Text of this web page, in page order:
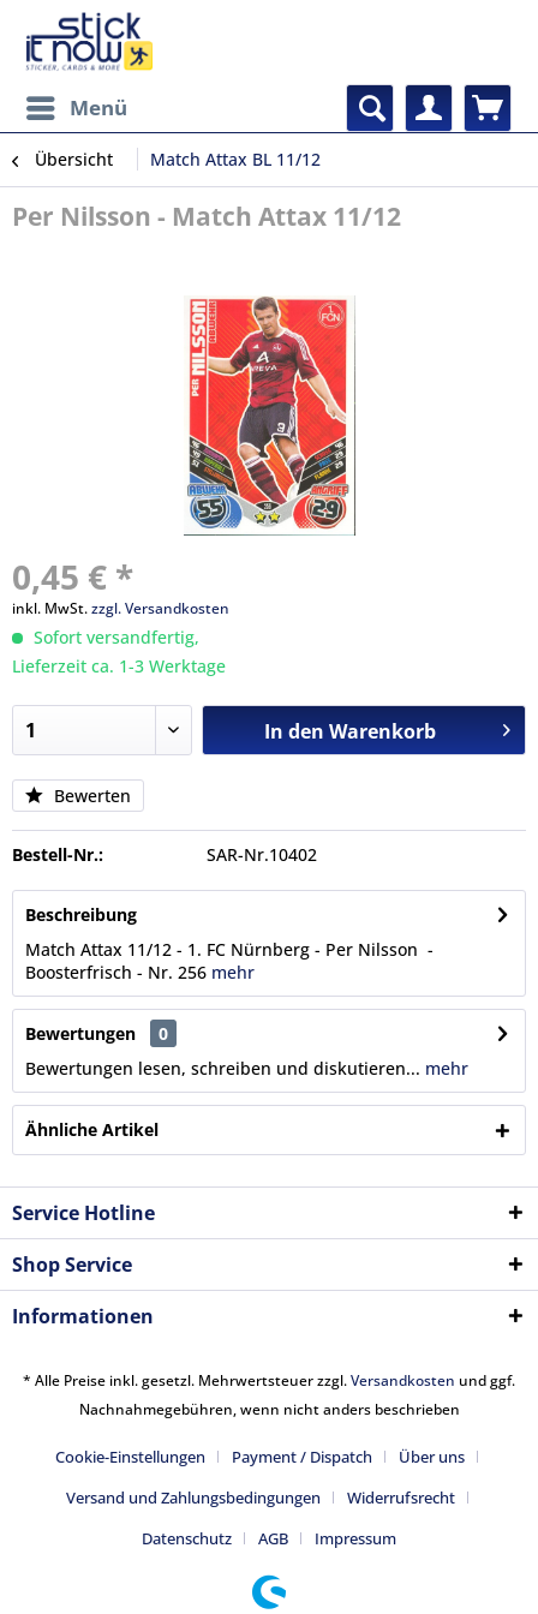
Menü
Übersicht Match Attax BL 11/12
Per Nilsson - Match Attax 11/12
0,45 € *
inkl. MwSt.zzgl. Versandkosten
Sofort versandfertig,
Lieferzeit ca. 1-3 Werktage
In den Warenkorb
Bewerten
Bestell-Nr.: SAR-Nr.10402
Beschreibung
Match Attax 11/12 - 1. FC Nürnberg - Per Nilsson -
Boosterfrisch - Nr. 256 mehr
Bewertungen
0
Bewertungen lesen, schreiben und diskutieren... mehr
Ähnliche Artikel
Service Hotline
Shop Service
Informationen
* Alle Preise inkl. gesetzl. Mehrwertsteuer zzgl.Versandkosten und ggf.
Nachnahmegebühren, wenn nicht anders beschrieben
Cookie-Einstellungen Payment / Dispatch
Über uns
Versand und Zahlungsbedingungen
Widerrufsrecht
Datenschutz
AGB Impressum